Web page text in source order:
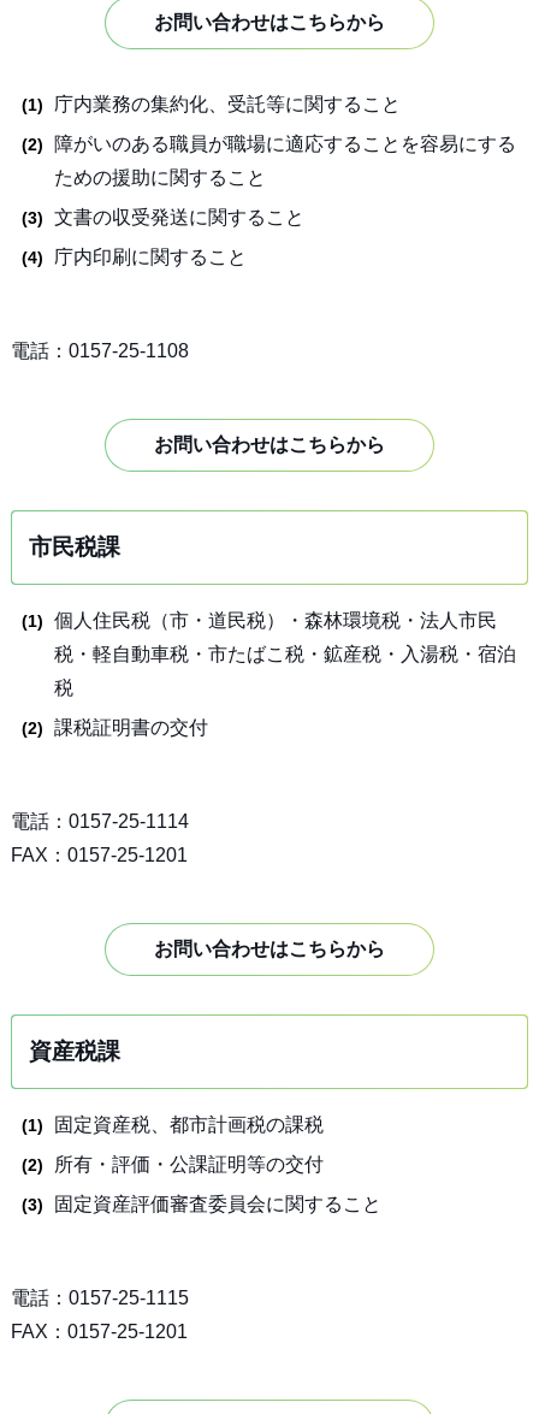
お問い合わせはこちらから
庁内業務の集約化、受託等に関すること
障がいのある職員が職場に適応することを容易にする
ための援助に関すること
文書の収受発送に関すること
庁内印刷に関すること
電話：0157-25-1108
お問い合わせはこちらから
市民税課
個人住民税（市・道民税）・森林環境税・法人市民
税・軽自動車税・市たばこ税・鉱産税・入湯税・宿泊
税
課税証明書の交付
電話：0157-25-1114
FAX：0157-25-1201
お問い合わせはこちらから
資産税課
固定資産税、都市計画税の課税
所有・評価・公課証明等の交付
固定資産評価審査委員会に関すること
電話：0157-25-1115
FAX：0157-25-1201